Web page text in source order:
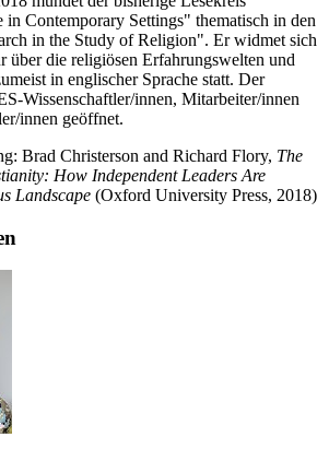
Contemporary Settings" thematisch in den
in the Study of Religion". Er widmet sich
über die religiösen Erfahrungswelten und
in englischer Sprache statt. Der
Wissenschaftler/innen, Mitarbeiter/innen
innen geöffnet.
Brad Christerson and Richard Flory, The
How Independent Leaders Are
Landscape (Oxford University Press, 2018)